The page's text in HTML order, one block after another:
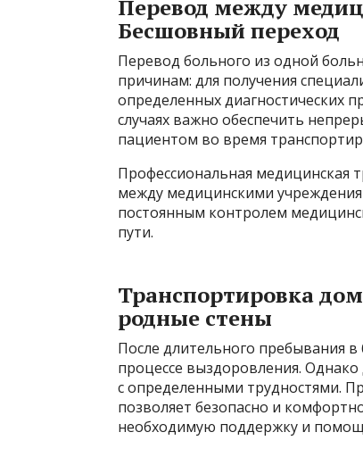
Перевод между
Бесшовный переход
Перевод больного из одной
причинам: для получения
определенных диагностических
случаях важно обеспечить
пациентом во время
Профессиональная медицинская
между медицинскими
постоянным контролем
пути.
Транспортировка
родные стены
После длительного пребывания
процессе выздоровления.
с определенными трудностями.
позволяет безопасно и
необходимую поддержку и